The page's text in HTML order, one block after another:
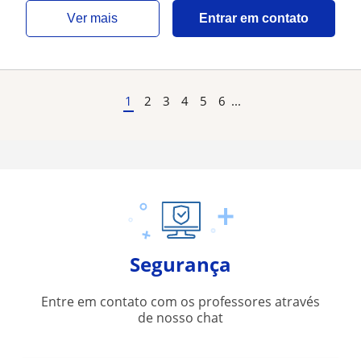
ver mais Entrar em contato
1 2 3 4 5 6 ...
Segurança
Entre em contato com os professores através
de nosso chat